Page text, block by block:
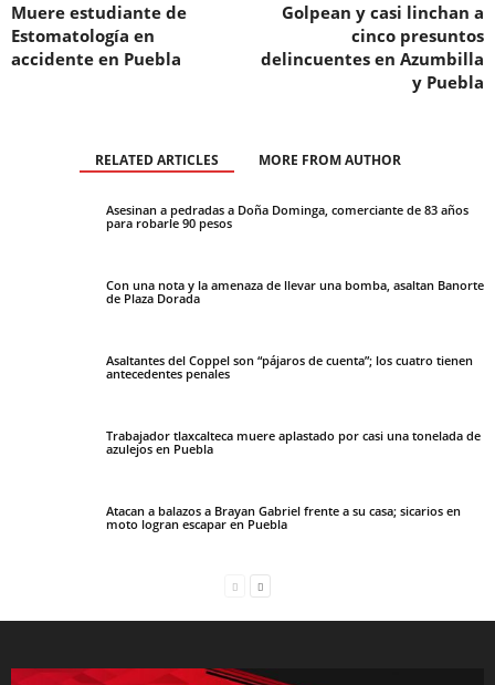
Muere estudiante de
Estomatología en
accidente en Puebla
Golpean y casi linchan a
cinco presuntos
delincuentes en Azumbilla
y Puebla
RELATED ARTICLES MORE FROM AUTHOR
Asesinan a pedradas a Doña Dominga, comerciante de 83 años
para robarle 90 pesos
Con una nota y la amenaza de llevar una bomba, asaltan Banorte
de Plaza Dorada
Asaltantes del Coppel son “pájaros de cuenta”; los cuatro tienen
antecedentes penales
Trabajador tlaxcalteca muere aplastado por casi una tonelada de
azulejos en Puebla
Atacan a balazos a Brayan Gabriel frente a su casa; sicarios en
moto logran escapar en Puebla